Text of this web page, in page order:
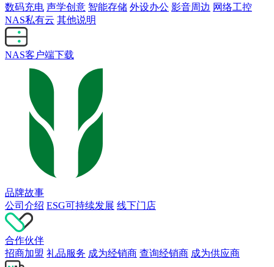
数码充电 声学创意 智能存储 外设办公 影音周边 网络工控
NAS私有云 其他说明
NAS客户端下载
品牌故事
公司介绍 ESG可持续发展 线下门店
合作伙伴
招商加盟 礼品服务 成为经销商 查询经销商 成为供应商